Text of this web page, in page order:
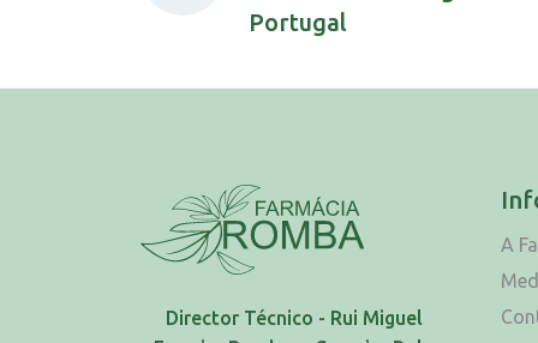
Portugal
Director Técnico - Rui Miguel
A